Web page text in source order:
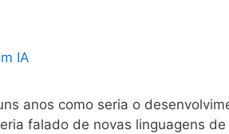
anos como seria o
falado de novas linguagens de